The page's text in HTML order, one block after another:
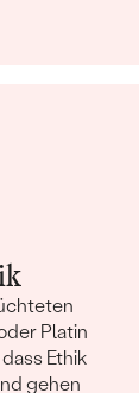
Platin
Ethik
gehen